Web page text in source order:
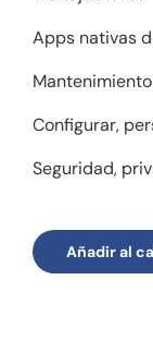
Apps nativas
Configurar,
Seguridad,
Añadir al